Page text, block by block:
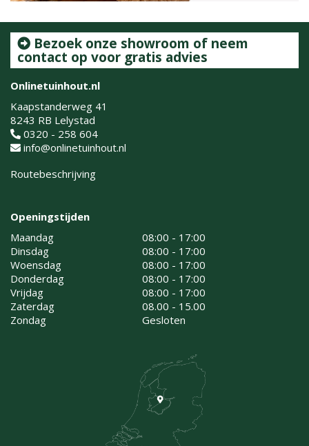
Bezoek onze showroom of neem
contact op voor gratis advies
Onlinetuinhout.nl
Kaapstanderweg 41
8243 RB Lelystad
0320 - 258 604
info@onlinetuinhout.nl
Routebeschrijving
Openingstijden
Maandag
08:00 - 17:00
Dinsdag
08:00 - 17:00
Woensdag
08:00 - 17:00
Donderdag
08:00 - 17:00
Vrijdag
08:00 - 17:00
Zaterdag
08.00 - 15.00
Zondag
Gesloten